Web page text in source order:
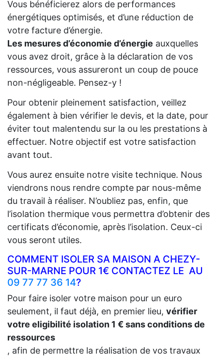
Vous bénéficierez alors de performances
énergétiques optimisés, et d’une réduction de
votre facture d’énergie.
Les mesures d’économie d’énergie auxquelles
vous avez droit, grâce à la déclaration de vos
ressources, vous assureront un coup de pouce
non-négligeable. Pensez-y !
Pour obtenir pleinement satisfaction, veillez
également à bien vérifier le devis, et la date, pour
éviter tout malentendu sur la ou les prestations à
effectuer. Notre objectif est votre satisfaction
avant tout.
Vous aurez ensuite notre visite technique. Nous
viendrons nous rendre compte par nous-même
du travail à réaliser. N’oubliez pas, enfin, que
l’isolation thermique vous permettra d’obtenir des
certificats d’économie, après l’isolation. Ceux-ci
vous seront utiles.
COMMENT ISOLER SA MAISON A CHEZY-
SUR-MARNE POUR 1€ CONTACTEZ LE AU
09 77 77 36 14?
Pour faire isoler votre maison pour un euro
seulement, il faut déjà, en premier lieu, vérifier
votre eligibilité isolation 1 € sans conditions de
ressources
, afin de permettre la réalisation de vos travaux